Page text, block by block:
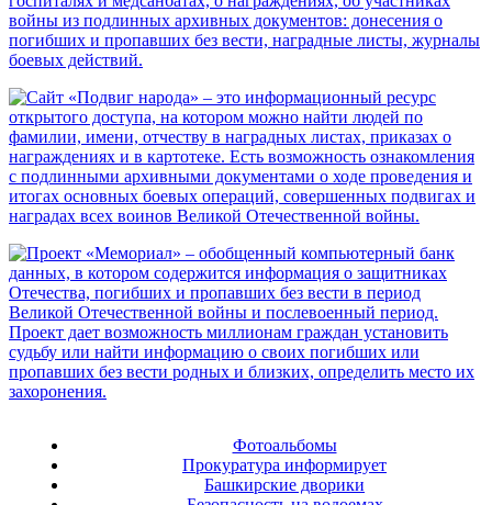
Фотоальбомы
Прокуратура информирует
Башкирские дворики